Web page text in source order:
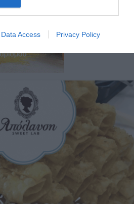
Data Access Privacy Policy